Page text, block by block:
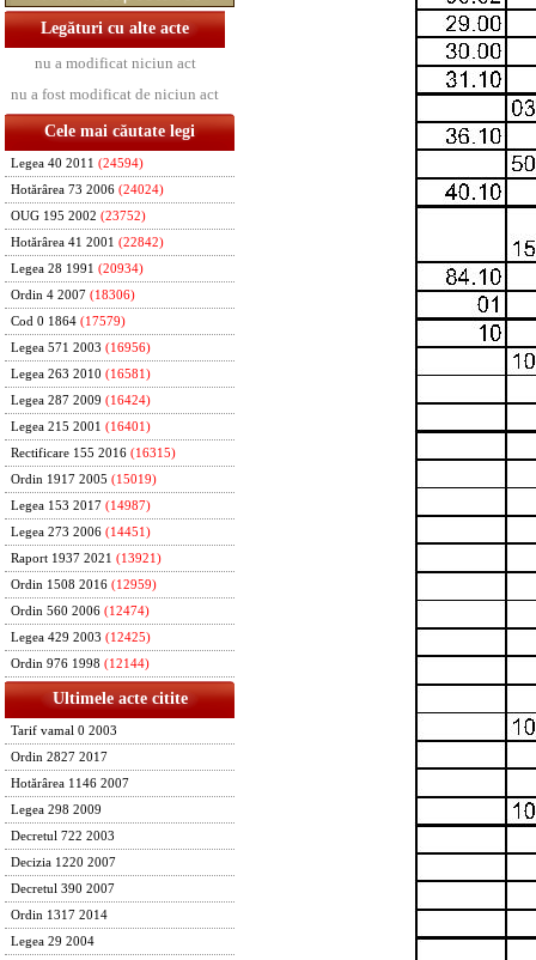
Legături cu alte acte
nu a modificat niciun act
nu a fost modificat de niciun act
Cele mai căutate legi
Legea 40 2011 (24594)
Hotărârea 73 2006 (24024)
OUG 195 2002 (23752)
Hotărârea 41 2001 (22842)
Legea 28 1991 (20934)
Ordin 4 2007 (18306)
Cod 0 1864 (17579)
Legea 571 2003 (16956)
Legea 263 2010 (16581)
Legea 287 2009 (16424)
Legea 215 2001 (16401)
Rectificare 155 2016 (16315)
Ordin 1917 2005 (15019)
Legea 153 2017 (14987)
Legea 273 2006 (14451)
Raport 1937 2021 (13921)
Ordin 1508 2016 (12959)
Ordin 560 2006 (12474)
Legea 429 2003 (12425)
Ordin 976 1998 (12144)
Ultimele acte citite
Tarif vamal 0 2003
Ordin 2827 2017
Hotărârea 1146 2007
Legea 298 2009
Decretul 722 2003
Decizia 1220 2007
Decretul 390 2007
Ordin 1317 2014
Legea 29 2004